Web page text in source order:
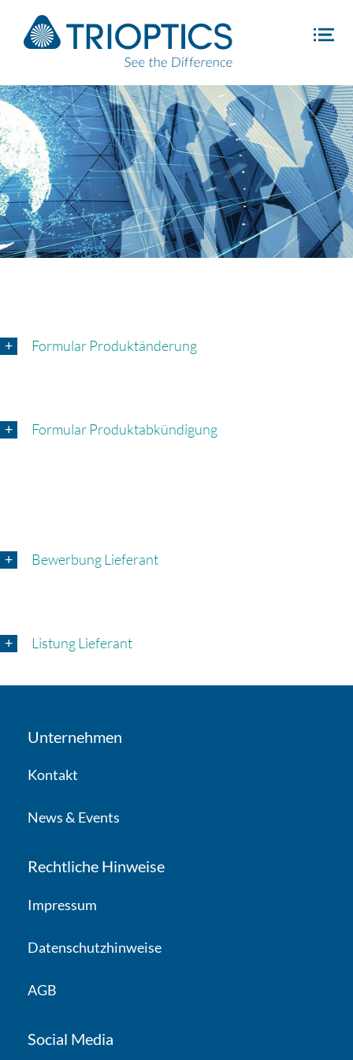
Formular Produktänderung
Formular Produktabkündigung
Bewerbung Lieferant
Listung Lieferant
Unternehmen
Kontakt
News & Events
Rechtliche Hinweise
Impressum
Datenschutzhinweise
AGB
Social Media